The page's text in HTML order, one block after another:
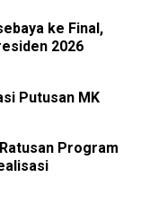
ke Final,
2026
Putusan MK
Program